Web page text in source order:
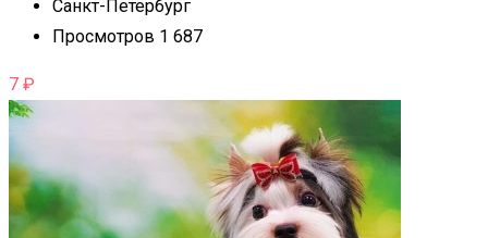
Санкт-Петербург
Просмотров 1 687
7 ₽